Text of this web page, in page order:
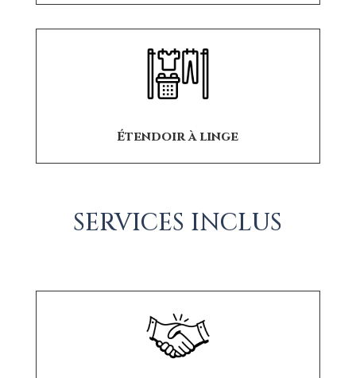
Étendoir à linge
SERVICES INCLUS